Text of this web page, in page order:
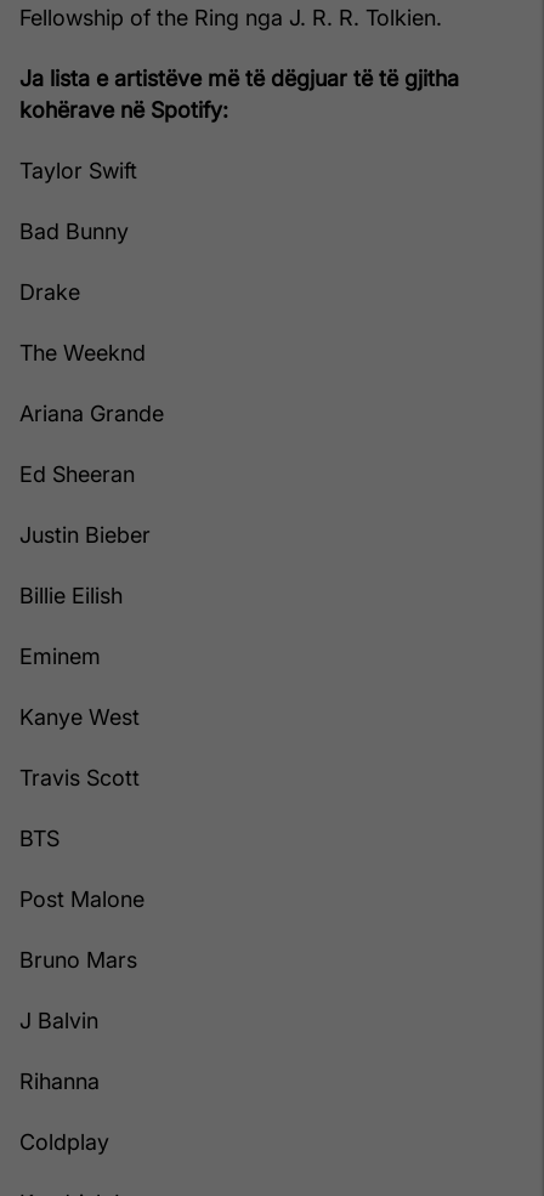
Fellowship of the Ring nga J. R. R. Tolkien.
Ja lista e artistëve më të dëgjuar të të gjitha
kohërave në Spotify:
Taylor Swift
Bad Bunny
Drake
The Weeknd
Ariana Grande
Ed Sheeran
Justin Bieber
Billie Eilish
Eminem
Kanye West
Travis Scott
BTS
Post Malone
Bruno Mars
J Balvin
Rihanna
Coldplay